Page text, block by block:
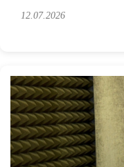
12.07.2026